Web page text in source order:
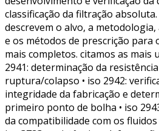
classificação da filtração
descrevem o alvo, a metodologia,
e os métodos de prescrição para
mais completos. citamos as mais
2941: determinação da
ruptura/colapso • iso 2942:
integridade da fabricação e
primeiro ponto de bolha • iso
da compatibilidade com os fluidos